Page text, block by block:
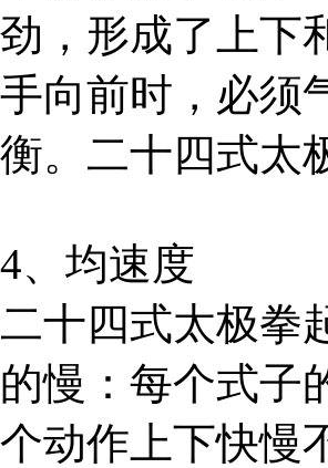
劲，形成了上下
手向前时，必须
衡。二十四式太
4、均速度
二十四式太极拳
的慢：每个式子
个动作上下快慢